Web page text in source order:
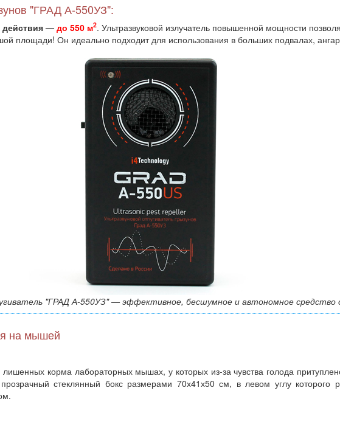
"ГРАД А-550УЗ":
— до 550 м2. Ультразвуковой излучатель повышенной мощности
площади! Он идеально подходит для использования в больших подвалах,
"ГРАД А-550УЗ" — эффективное, бесшумное и автономное средство
на мышей
корма лабораторных мышах, у которых из-за чувства голода
прозрачный стеклянный бокс размерами 70х41х50 см, в левом углу которого